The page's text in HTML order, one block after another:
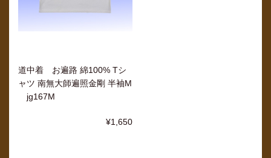
道中着 お遍路 綿100% Tシ
ャツ 南無大師遍照金剛 半袖M
jg167M
¥1,650